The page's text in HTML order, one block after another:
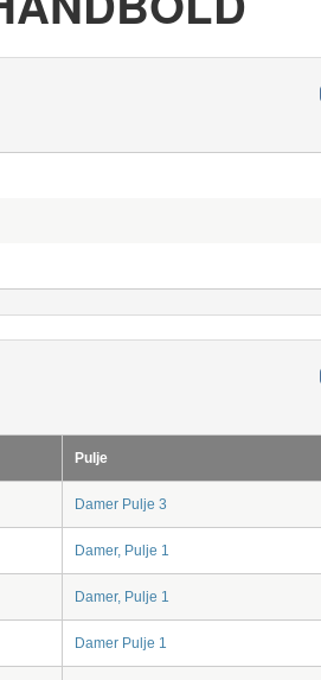
Pulje
Damer Pulje 3
Damer, Pulje 1
Damer, Pulje 1
Damer Pulje 1